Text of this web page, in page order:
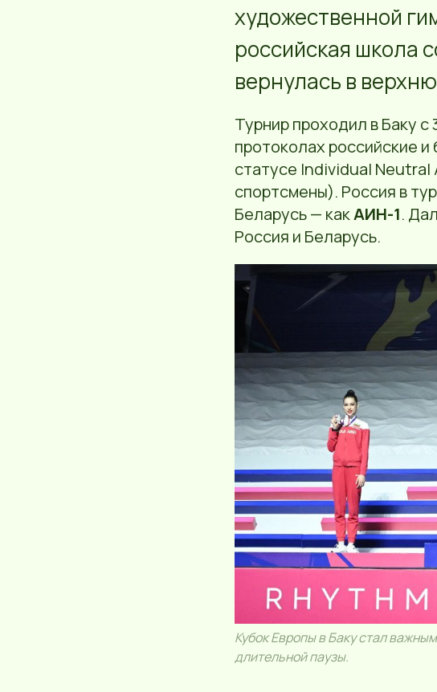
художественной
российская школа
вернулась в
Турнир проходил в Баку
протоколах российские
статусе Individual
спортсмены). Россия в
Беларусь — какАИН-1.
Россия и Беларусь.
Кубок Европы в Баку стал
длительной паузы.